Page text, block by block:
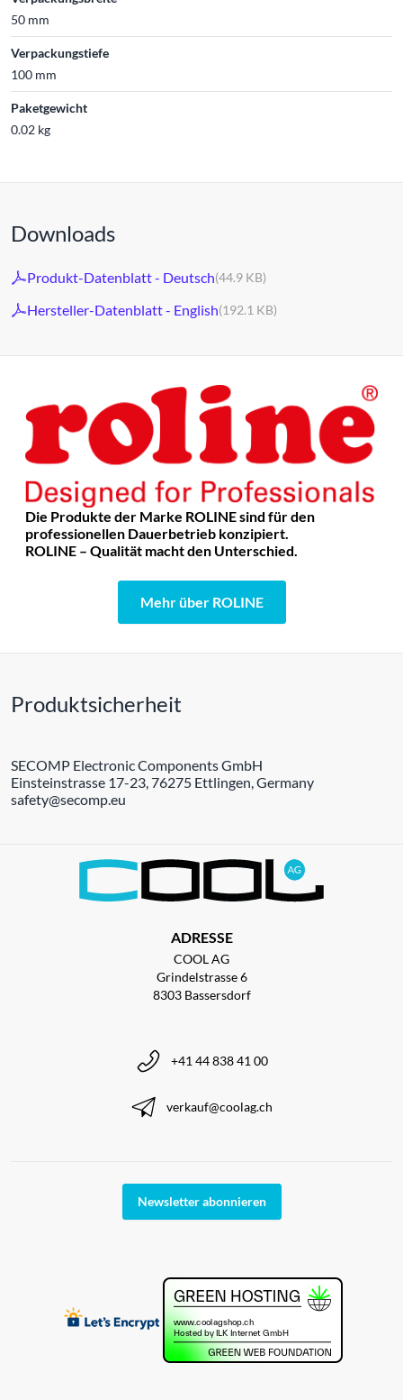
50 mm
Verpackungstiefe
100 mm
Paketgewicht
0.02 kg
Downloads
Produkt-Datenblatt - Deutsch(44.9 KB)
Hersteller-Datenblatt - English(192.1 KB)
Die Produkte der Marke ROLINE sind für den
professionellen Dauerbetrieb konzipiert.
ROLINE – Qualität macht den Unterschied.
Mehr über ROLINE
Produktsicherheit
SECOMP Electronic Components GmbH
Einsteinstrasse 17-23, 76275 Ettlingen, Germany
safety@secomp.eu
ADRESSE
COOL AG
Grindelstrasse 6
8303 Bassersdorf
+41 44 838 41 00
verkauf@coolag.ch
Newsletter abonnieren